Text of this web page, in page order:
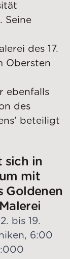
Seine
des 17.
Obersten
ebenfalls
des
beteiligt
sich in
mit
Goldenen
bis 19.
6:00
:000